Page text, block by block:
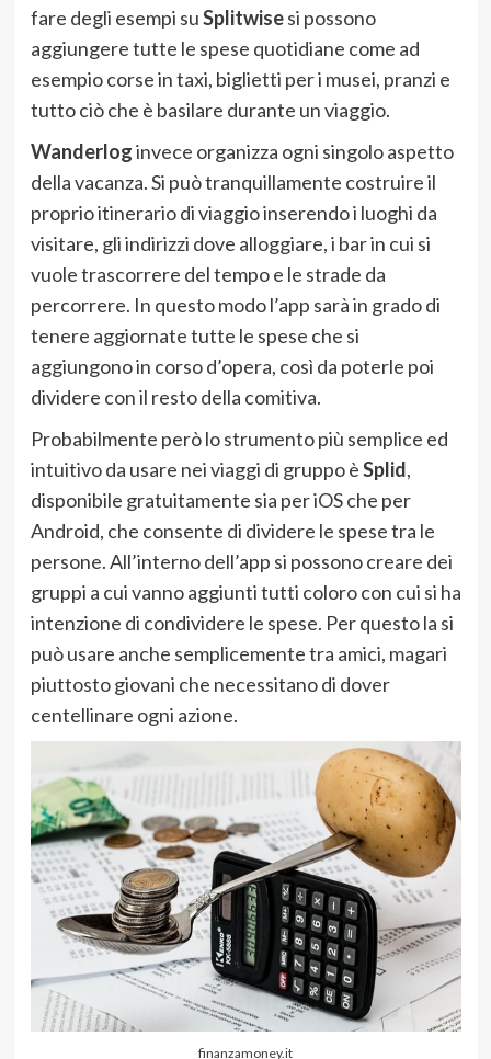
fare degli esempi suSplitwisesi possono
aggiungere tutte le spese quotidiane come ad
esempio corse in taxi, biglietti per i musei, pranzi e
tutto ciò che è basilare durante un viaggio.
Wanderloginvece organizza ogni singolo aspetto
della vacanza. Si può tranquillamente costruire il
proprio itinerario di viaggio inserendo i luoghi da
visitare, gli indirizzi dove alloggiare, i bar in cui si
vuole trascorrere del tempo e le strade da
percorrere. In questo modo l’app sarà in grado di
tenere aggiornate tutte le spese che si
aggiungono in corso d’opera, così da poterle poi
dividere con il resto della comitiva.
Probabilmente però lo strumento più semplice ed
intuitivo da usare nei viaggi di gruppo èSplid,
disponibile gratuitamente sia per iOS che per
Android, che consente di dividere le spese tra le
persone. All’interno dell’app si possono creare dei
gruppi a cui vanno aggiunti tutti coloro con cui si ha
intenzione di condividere le spese. Per questo la si
può usare anche semplicemente tra amici, magari
piuttosto giovani che necessitano di dover
centellinare ogni azione.
finanzamoney.it